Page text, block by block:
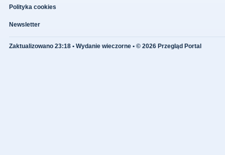
Polityka cookies
Newsletter
Zaktualizowano 23:18 • Wydanie wieczorne • © 2026 Przegląd Portal